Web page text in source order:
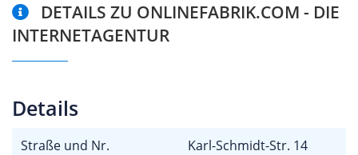
DETAILS ZU ONLINEFABRIK.COM - DIE
INTERNETAGENTUR
Details
Straße und Nr. Karl-Schmidt-Str. 14